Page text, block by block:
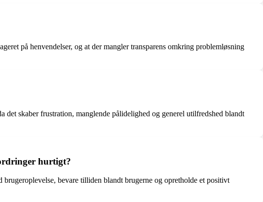
på henvendelser, og at der mangler transparens omkring problemløsning
skaber frustration, manglende pålidelighed og generel utilfredshed blandt
hurtigt?
bevare tilliden blandt brugerne og opretholde et positivt